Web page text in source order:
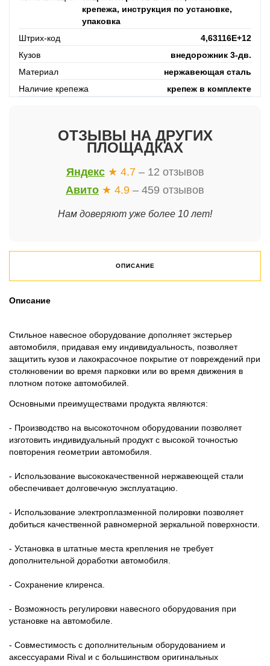
крепежа, инструкция по установке,
упаковка
Штрих-код
4,63116E+12
Кузов
внедорожник 3-дв.
Материал
нержавеющая сталь
Наличие крепежа
крепеж в комплекте
ОТЗЫВЫ НА ДРУГИХ
ПЛОЩАДКАХ
Яндекс ★ 4.7 – 12 отзывов
Авито ★ 4.9 – 459 отзывов
Нам доверяют уже более 10 лет!
ОПИСАНИЕ
Описание
Стильное навесное оборудование дополняет экстерьер
автомобиля, придавая ему индивидуальность, позволяет
защитить кузов и лакокрасочное покрытие от повреждений при
столкновении во время парковки или во время движения в
плотном потоке автомобилей.
Основными преимуществами продукта являются:
- Производство на высокоточном оборудовании позволяет
изготовить индивидуальный продукт с высокой точностью
повторения геометрии автомобиля.
- Использование высококачественной нержавеющей стали
обеспечивает долговечную эксплуатацию.
- Использование электроплазменной полировки позволяет
добиться качественной равномерной зеркальной поверхности.
- Установка в штатные места крепления не требует
дополнительной доработки автомобиля.
- Сохранение клиренса.
- Возможность регулировки навесного оборудования при
установке на автомобиле.
- Совместимость с дополнительным оборудованием и
аксессуарами Rival и с большинством оригинальных